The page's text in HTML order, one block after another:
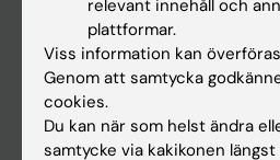
Schema
Studentmejlen
Kurs- och programwebbar
relevant innehåll och
plattformar.
Viss information kan
Genom att samtycka
cookies.
Du kan när som helst ändra
samtycke via kakikonen